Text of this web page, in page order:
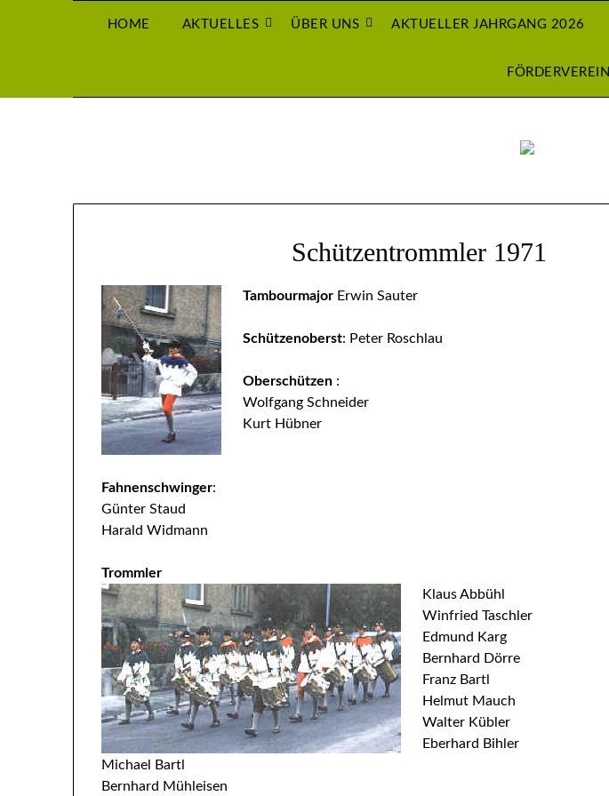
HOME AKTUELLES ÜBER UNS AKTUELLER JAHRGANG 2026
FÖRDERVEREIN
Schützentrommler 1971
Tambourmajor Erwin Sauter
Schützenoberst: Peter Roschlau
Oberschützen :
Wolfgang Schneider
Kurt Hübner
Fahnenschwinger:
Günter Staud
Harald Widmann
Trommler
Klaus Abbühl
Winfried Taschler
Edmund Karg
Bernhard Dörre
Franz Bartl
Helmut Mauch
Walter Kübler
Eberhard Bihler
Michael Bartl
Bernhard Mühleisen